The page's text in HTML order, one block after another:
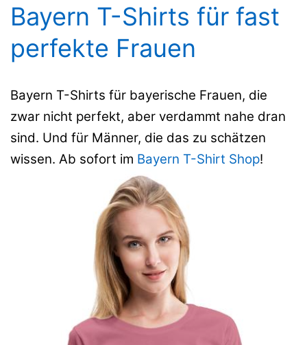
Bayern T-Shirts für fast
perfekte Frauen
Bayern T-Shirts für bayerische Frauen, die
zwar nicht perfekt, aber verdammt nahe dran
sind. Und für Männer, die das zu schätzen
wissen. Ab sofort im Bayern T-Shirt Shop!